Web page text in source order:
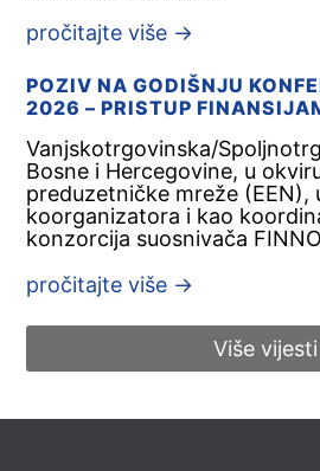
pročitajte više →
POZIV NA GODIŠNJU
2026 – PRISTUP
Vanjskotrgovinska/
Bosne i Hercegovine, u
preduzetničke mreže (EEN),
koorganizatora i kao
konzorcija suosnivača
pročitajte više →
Više vijesti